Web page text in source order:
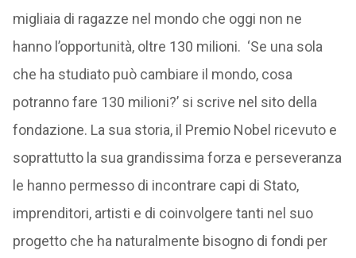
migliaia di ragazze nel mondo che oggi non ne
hanno l’opportunità, oltre 130 milioni. ‘Se una sola
che ha studiato può cambiare il mondo, cosa
potranno fare 130 milioni?’ si scrive nel sito della
fondazione. La sua storia, il Premio Nobel ricevuto e
soprattutto la sua grandissima forza e perseveranza
le hanno permesso di incontrare capi di Stato,
imprenditori, artisti e di coinvolgere tanti nel suo
progetto che ha naturalmente bisogno di fondi per